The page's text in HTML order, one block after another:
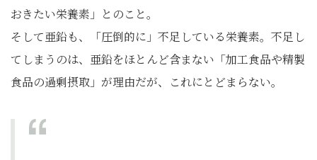
おきたい栄養素」とのこと。
そして亜鉛も、「圧倒的に」不足している栄養素。不足し
てしまうのは、亜鉛をほとんど含まない「加工食品や精製
食品の過剰摂取」が理由だが、これにとどまらない。